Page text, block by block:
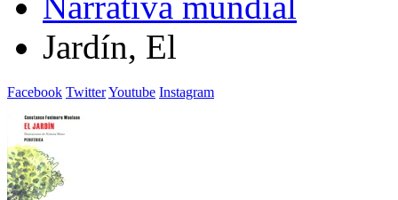
Jardín, El
Facebook TwitterYoutube Instagram